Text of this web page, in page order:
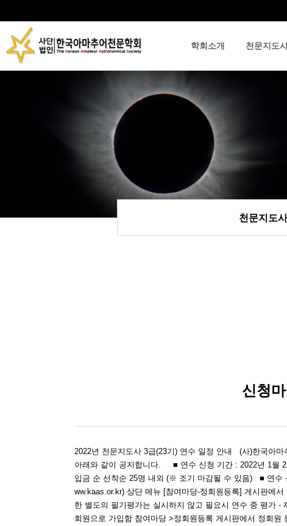
학회소개 천문지도
하위분류 하위분류
천문지도사
신청
2022년 천문지도사 3급(23기) 연수 일정 안내 (사)한국아
아래와 같이 공지합니다. ■ 연수 신청 기간 : 2022년 1월
입금 순 선착순 25명 내외 (※ 조기 마감될 수 있음) ■ 연수
ww.kaas.or.kr) 상단 메뉴 [참여마당-정회원등록] 게시판에
한 별도의 필기평가는 실시하지 않고 필요시 연수 중 평가
회원으로 가입함 참여마당 >정회원등록 게시판에서 정회